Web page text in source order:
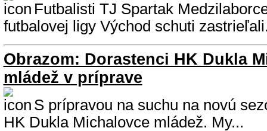
Futbalisti TJ Spartak
futbalovej ligy Východ schuti
Obrazom: Dorastenci HK Dukla
mládež v príprave
S prípravou na suchu na novú
HK Dukla Michalovce mládež. My...